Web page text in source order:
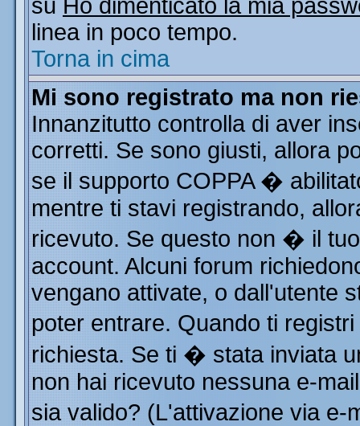
su Ho dimenticato la mia
linea in poco tempo.
Torna in cima
Mi sono registrato ma non
Innanzitutto controlla di aver
corretti. Se sono giusti, allora
se il supporto COPPA �
mentre ti stavi registrando,
ricevuto. Se questo non � il
account. Alcuni forum
vengano attivate, o dall'utente
poter entrare. Quando ti
richiesta. Se ti � stata inviata
non hai ricevuto nessuna e-
sia valido? (L'attivazione via